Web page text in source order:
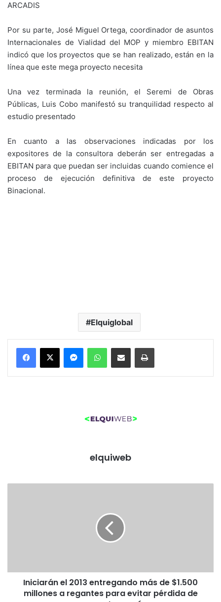
ARCADIS
Por su parte, José Miguel Ortega, coordinador de asuntos
Internacionales de Vialidad del MOP y miembro EBITAN
indicó que los proyectos que se han realizado, están en la
línea que este mega proyecto necesita
Una vez terminada la reunión, el Seremi de Obras
Públicas, Luis Cobo manifestó su tranquilidad respecto al
estudio presentado
En cuanto a las observaciones indicadas por los
expositores de la consultora deberán ser entregadas a
EBITAN para que puedan ser incluidas cuando comience el
proceso de ejecución definitiva de este proyecto
Binacional.
Elquiglobal
elquiweb
n
Iniciarán el 2013 entregando más de $1.500
millones a regantes para evitar pérdida de